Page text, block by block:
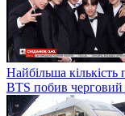
Найбільша кількість
BTS побив черговий